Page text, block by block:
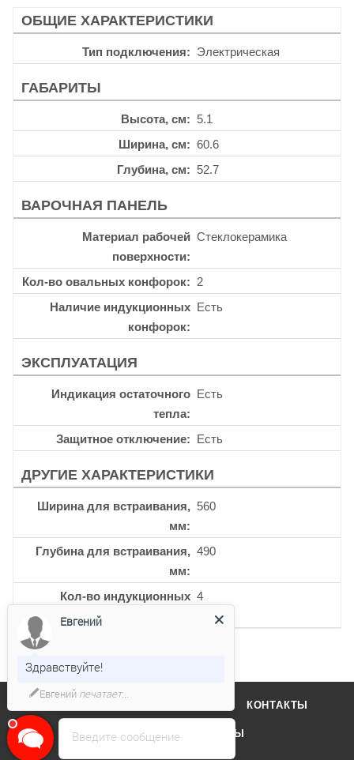
ОБЩИЕ ХАРАКТЕРИСТИКИ
Тип подключения Электрическая
ГАБАРИТЫ
Высота, см
5.1
Ширина, см
60.6
Глубина, см
52.7
ВАРОЧНАЯ ПАНЕЛЬ
Материал рабочей
поверхности
Стеклокерамика
Кол-во овальных конфорок
2
Наличие индукционных
конфорок
Есть
ЭКСПЛУАТАЦИЯ
Индикация остаточного
тепла
Есть
Защитное отключение Есть
ДРУГИЕ ХАРАКТЕРИСТИКИ
Ширина для встраивания,
мм
560
Глубина для встраивания,
мм
490
Кол-во индукционных 4
КОНТАКТЫ
КАТАЛОГ БРЕНДЫ
Введите сообщение
Евгений
Здравствуйте!
Евгенийпечатает...